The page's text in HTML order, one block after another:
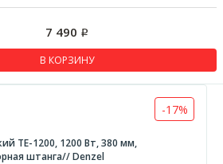
7 490 Р
В КОРЗИНУ
-17%
TE-1200, 1200 Вт, 380 мм,
штанга// Denzel